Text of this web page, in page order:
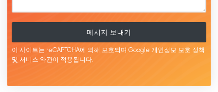
메시지 보내기
이 사이트는 reCAPTCHA에 의해 보호되며 Google 개인정보 보호 정책
및 서비스 약관이 적용됩니다.